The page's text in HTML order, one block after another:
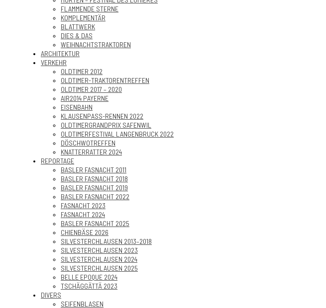
FLAMMENDE STERNE
KOMPLEMENTÄR
BLATTWERK
DIES & DAS
WEIHNACHTSTRAKTOREN
ARCHITEKTUR
VERKEHR
OLDTIMER 2012
OLDTIMER-TRAKTORENTREFFEN
OLDTIMER 2017 – 2020
AIR2014 PAYERNE
EISENBAHN
KLAUSENPASS-RENNEN 2022
OLDTIMERGRANDPRIX SAFENWIL
OLDTIMERFESTIVAL LANGENBRUCK 2022
DÖSCHWOTREFFEN
KNATTERRATTER 2024
REPORTAGE
BASLER FASNACHT 2011
BASLER FASNACHT 2018
BASLER FASNACHT 2019
BASLER FASNACHT 2022
FASNACHT 2023
FASNACHT 2024
BASLER FASNACHT 2025
CHIENBÄSE 2026
SILVESTERCHLAUSEN 2013–2018
SILVESTERCHLAUSEN 2023
SILVESTERCHLAUSEN 2024
SILVESTERCHLAUSEN 2025
BELLE EPOQUE 2024
TSCHÄGGÄTTÄ 2023
DIVERS
SEIFENBLASEN